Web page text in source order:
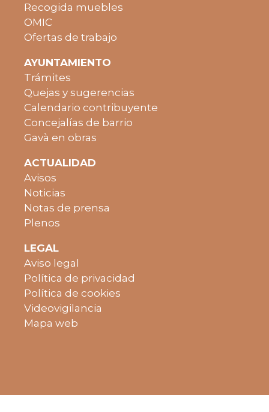
Recogida muebles
OMIC
Ofertas de trabajo
AYUNTAMIENTO
Trámites
Quejas y sugerencias
Calendario contribuyente
Concejalías de barrio
Gavà en obras
ACTUALIDAD
Avisos
Noticias
Notas de prensa
Plenos
LEGAL
Aviso legal
Política de privacidad
Política de cookies
Videovigilancia
Mapa web